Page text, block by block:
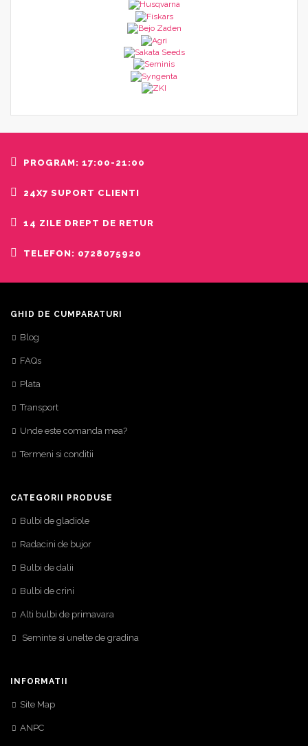
PROGRAM: 17:00-21:00
24X7 SUPORT CLIENTI
14 ZILE DREPT DE RETUR
TELEFON: 0728075920
GHID DE CUMPARATURI
Blog
FAQs
Plata
Transport
Unde este comanda mea?
Termeni si conditii
CATEGORII PRODUSE
Bulbi de gladiole
Radacini de bujor
Bulbi de dalii
Bulbi de crini
Alti bulbi de primavara
Seminte si unelte de gradina
INFORMATII
Site Map
ANPC